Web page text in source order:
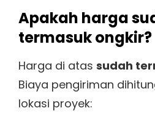
Apakah harga
termasuk ongkir?
Harga di atas sudah
Biaya pengiriman
lokasi proyek: